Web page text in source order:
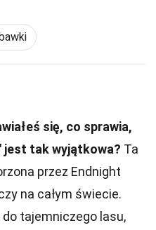
się, co sprawia,
jest tak wyjątkowa? Ta
przez Endnight
na całym świecie.
tajemniczego lasu,